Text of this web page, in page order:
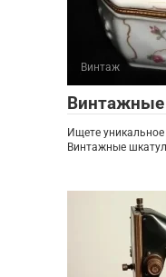
Винтаж
Ищете
Винтажные